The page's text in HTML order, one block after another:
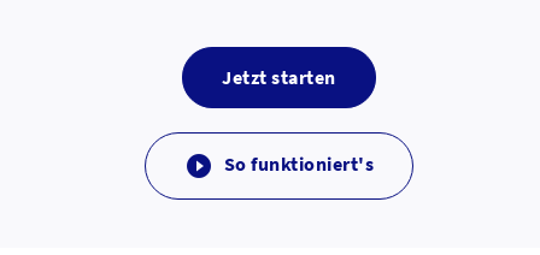
Jetzt starten
 So funktioniert's